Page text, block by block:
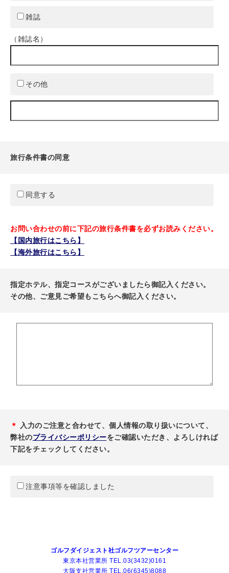
雑誌
（雑誌名）
その他
旅行条件書の同意
同意する
お問い合わせの前に下記の旅行条件書を必ずお読みください。
【国内旅行はこちら】
【海外旅行はこちら】
指定ホテル、指定コースがございましたら御記入ください。
その他、ご意見ご希望もこちらへ御記入ください。
＊
入力のご注意と合わせて、個人情報の取り扱いについて、
弊社のプライバシーポリシーをご確認いただき、よろしければ
下記をチェックしてください。
注意事項等を確認しました
ゴルフダイジェスト社ゴルフツアーセンター
東京本社営業所 TEL.03(3432)0161
大阪支社営業所 TEL.06(6345)8088